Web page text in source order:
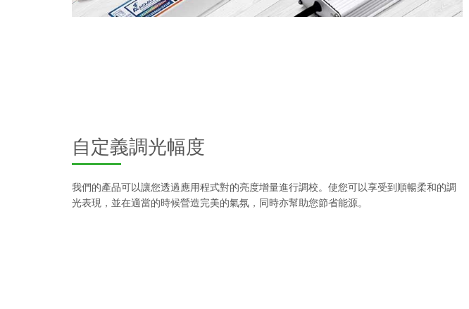
自定義調光幅度
我們的產品可以讓您透過應用程式對的亮度增量進行調校。使您可以享受到順暢柔和的調
光表現，並在適當的時候營造完美的氣氛，同時亦幫助您節省能源。